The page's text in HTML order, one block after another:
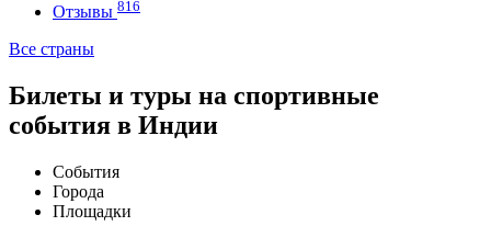
Отзывы 816
Все страны
Билеты и туры на спортивные
события в Индии
События
Города
Площадки